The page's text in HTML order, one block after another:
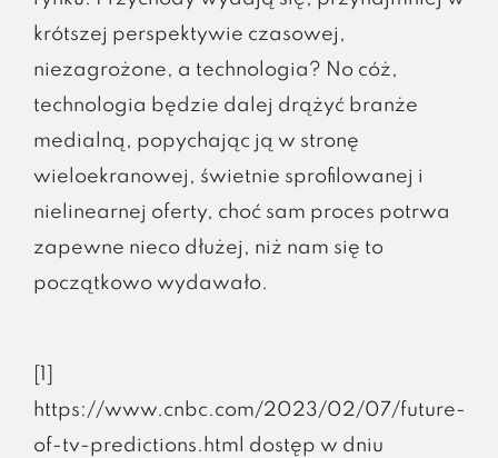
krótszej perspektywie czasowej,
niezagrożone, a technologia? No cóż,
technologia będzie dalej drążyć branże
medialną, popychając ją w stronę
wieloekranowej, świetnie sprofilowanej i
nielinearnej oferty, choć sam proces potrwa
zapewne nieco dłużej, niż nam się to
początkowo wydawało.
https://www.cnbc.com/2023/02/07/future-
of-tv-predictions.html dostęp w dniu